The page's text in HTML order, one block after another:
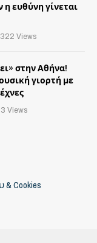
η ευθύνη γίνεται
322 Views
στην Αθήνα!
γιορτή με
Views
Cookies